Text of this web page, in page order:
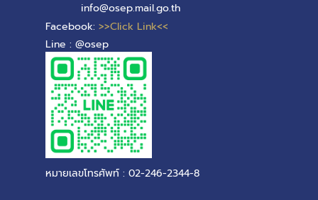
info@osep.mail.go.th
Facebook: >>Click Link<<
Line : @osep
หมายเลขโทรศัพท์ : 02-246-2344-8